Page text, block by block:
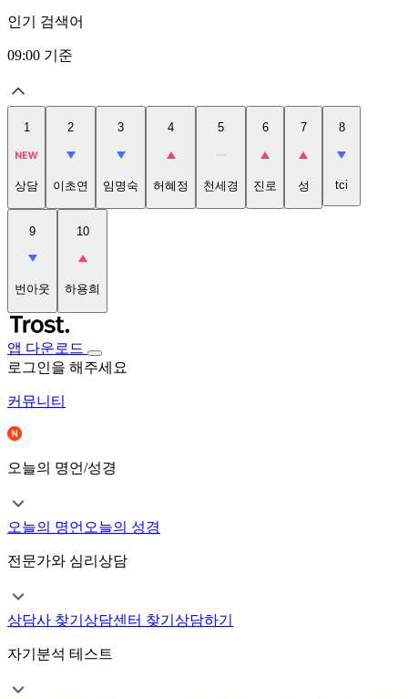
인기 검색어
09:00 기준
1
상담
2
이초연
3
임명숙
4
허혜정
5
천세경
6
진로
7
성
8
tci
9
번아웃
10
하용희
앱 다운로드
로그인을 해주세요
커뮤니티
오늘의 명언/성경
오늘의 명언 오늘의 성경
전문가와 심리상담
상담사 찾기 상담센터 찾기 상담하기
자기분석 테스트